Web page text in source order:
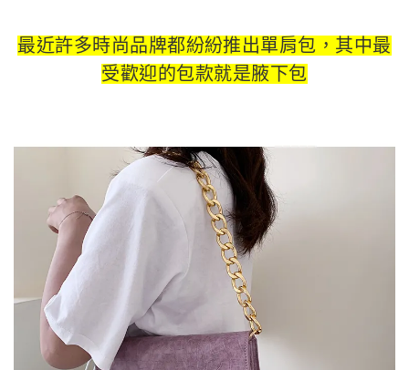
最近許多時尚品牌都紛紛推出單肩包，其中最
受歡迎的包款就是腋下包